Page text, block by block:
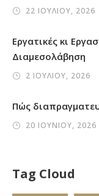
22 ΙΟΥΛΙΟΥ, 2026
Εργατικές κι
Διαμεσολάβηση
2 ΙΟΥΛΙΟΥ, 2026
Πώς
20 ΙΟΥΝΙΟΥ, 2026
Tag Cloud